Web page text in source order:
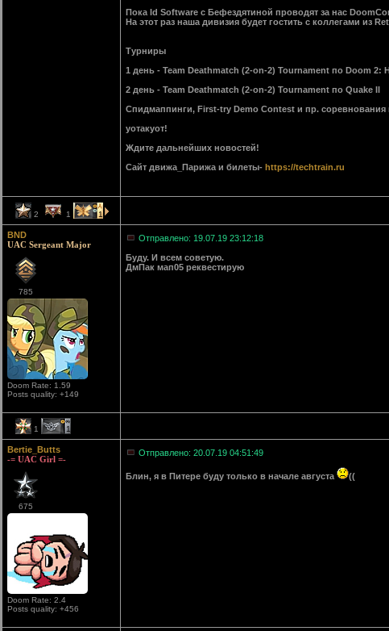
Пока Id Software с Бефездятиной проводят за нас
На этот раз наша дивизия будет гостить с коллегами из
Турниры
1 день - Team Deathmatch (2-on-2) Tournament по Doom 2:
2 день - Team Deathmatch (2-on-2) Tournament по Quake II
Спидмаппинги, First-try Demo Contest и пр.
уотакуот!
Ждите дальнейших новостей!
Сайт движа_Парижа и билеты- https://techtrain.ru
2 1 1
BND
UAC Sergeant Major
785
Doom Rate: 1.59
Posts quality: +149
Отправлено: 19.07.19 23:12:18
Буду. И всем советую.
ДмПак мап05 реквестирую
1 1
Bertie_Butts
-= UAC Girl =-
675
Doom Rate: 2.4
Posts quality: +456
Отправлено: 20.07.19 04:51:49
Блин, я в Питере буду только в начале августа ((